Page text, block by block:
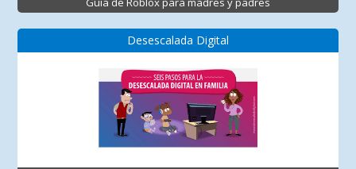
Desescalada Digital